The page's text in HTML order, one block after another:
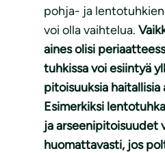
pohja- ja
voi olla vaihtelua.
aines olisi
tuhkissa voi esiintyä
pitoisuuksia haitallisia
Esimerkiksi
ja arseenipitoisuudet
huomattavasti, jos